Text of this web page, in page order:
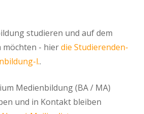
studieren und auf dem
möchten - hierdie Studierenden-
l..
Medienbildung (BA / MA)
und in Kontakt bleiben